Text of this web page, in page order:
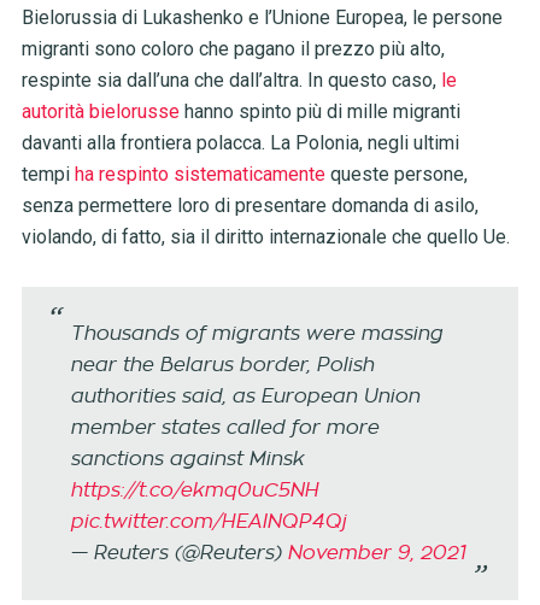
Bielorussia di Lukashenko e l’Unione Europea, le persone
migranti sono coloro che pagano il prezzo più alto,
respinte sia dall’una che dall’altra. In questo caso, le
autorità bielorussehanno spinto più di mille migranti
davanti alla frontiera polacca. La Polonia, negli ultimi
tempi ha respinto sistematicamentequeste persone,
senza permettere loro di presentare domanda di asilo,
violando, di fatto, sia il diritto internazionale che quello Ue.
Thousands of migrants were massing
near the Belarus border, Polish
authorities said, as European Union
member states called for more
sanctions against Minsk
https://t.co/ekmq0uC5NH
pic.twitter.com/HEAINQP4Qj
— Reuters (@Reuters) November 9, 2021